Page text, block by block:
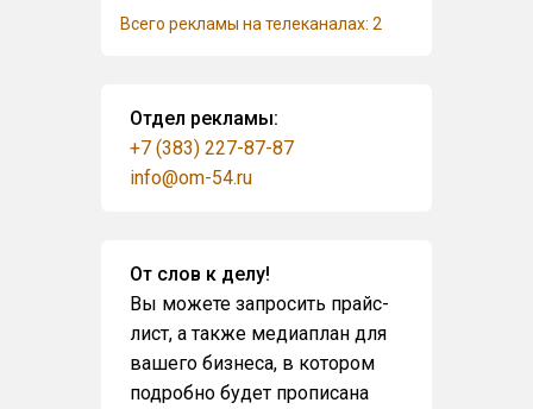
Всего рекламы на телеканалах: 2
Отдел рекламы:
+7 (383) 227-87-87
info@om-54.ru
От слов к делу!
Вы можете запросить прайс-
лист, а также медиаплан для
вашего бизнеса, в котором
подробно будет прописана